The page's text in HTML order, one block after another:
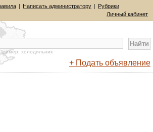
| Написать администратору | Рубрики
Личный кабинет
Пример: холодильник
+ Подать объявление